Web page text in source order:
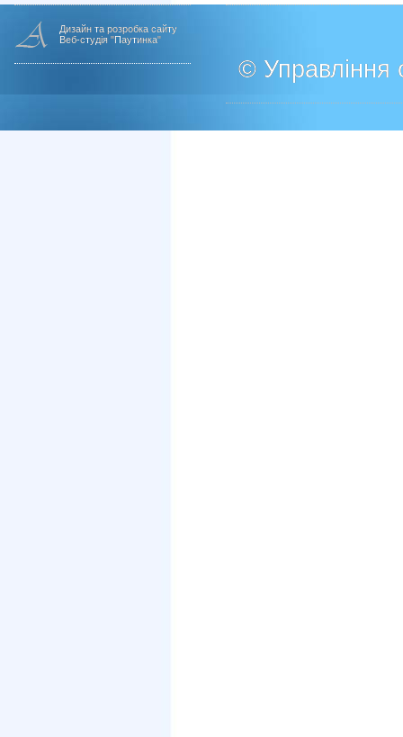
Дизайн та розробка сайту
Веб-студія "Паутинка"
© Управління